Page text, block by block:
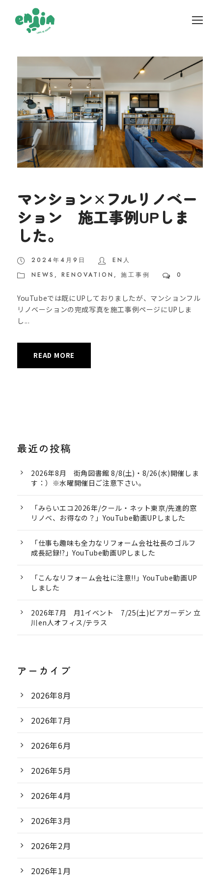
マンション×フルリノベー
ション 施工事例UPしま
した。
2024年4月9日
EN人
NEWS , RENOVATION , 施工事例 0
YouTubeでは既にUPしておりましたが、マンションフル
リノベーションの完成写真を施工事例ページにUPしま
し...
READ MORE
最近の投稿
2026年8月 街角図書館 8/8(土)・8/26(水)開催しま
す：）※水曜開催日ご注意下さい。
「みらいエコ2026年/クール・ネット東京/先進的窓
リノベ、お得なの？」YouTube動画UPしました
「仕事も趣味も全力なリフォーム会社社長のゴルフ
成長記録!?」YouTube動画UPしました
「こんなリフォーム会社に注意!!」YouTube動画UP
しました
2026年7月 月1イベント 7/25(土)ビアガーデン 立
川en人オフィス/テラス
アーカイブ
2026年8月
2026年7月
2026年6月
2026年5月
2026年4月
2026年3月
2026年2月
2026年1月